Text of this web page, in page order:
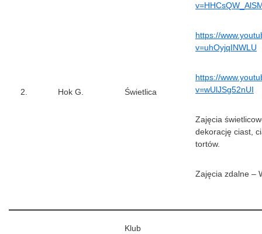
2. Hok G. Świetlica
https://
v=uhOyjqINWLU
https://
v=wUlJSg52nUI
Zajęcia
dekorację ciast,
tortów.
Zajęcia zdalne –
Klub